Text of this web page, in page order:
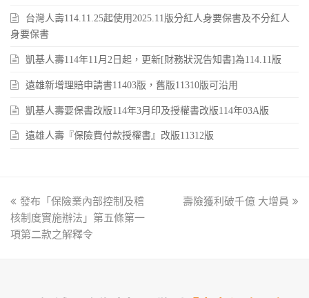
台灣人壽114.11.25起使用2025.11版分紅人身要保書及不分紅人
身要保書
凱基人壽114年11月2日起，更新[財務狀況告知書]為114.11版
遠雄新增理賠申請書11403版，舊版11310版可沿用
凱基人壽要保書改版114年3月印及授權書改版114年03A版
遠雄人壽『保險費付款授權書』改版11312版
previous
post:
發布「保險業內部控制及稽
核制度實施辦法」第五條第一
項第二款之解釋令
next
壽險獲利破千億 大增員